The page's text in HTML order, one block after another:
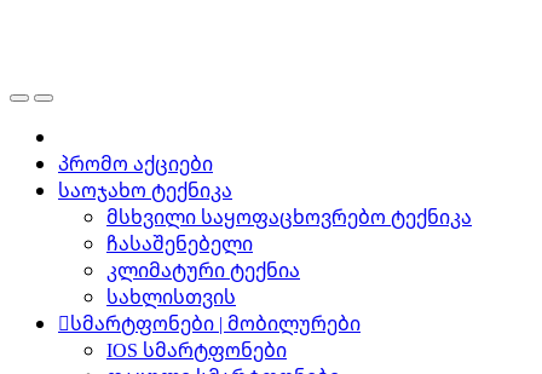
პრომო აქციები
საოჯახო ტექნიკა
მსხვილი საყოფაცხოვრებო ტექნიკა
ჩასაშენებელი
კლიმატური ტექნია
სახლისთვის
სმარტფონები | მობილურები
IOS სმარტფონები